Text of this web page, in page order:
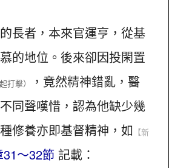
長者，本來官運亨，從基
的地位。後來卻因投閑置
打擊）
，竟然精神錯亂，醫
同聲嘆惜，認為他缺少幾
修養亦即基督精神，如 【新
～32節 記載：